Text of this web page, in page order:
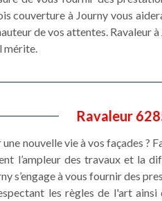
couverture à Journy vous
de vos attentes. Ravaleur
mérite.
Ravaleur
nouvelle vie à vos façades
l’ampleur des travaux et la
s’engage à vous fournir des
les règles de l'art